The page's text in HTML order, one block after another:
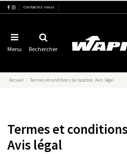
Contactez-nous
Menu Rechercher
Accueil Termes et conditions de location. Avis légal
Termes et
Avis légal